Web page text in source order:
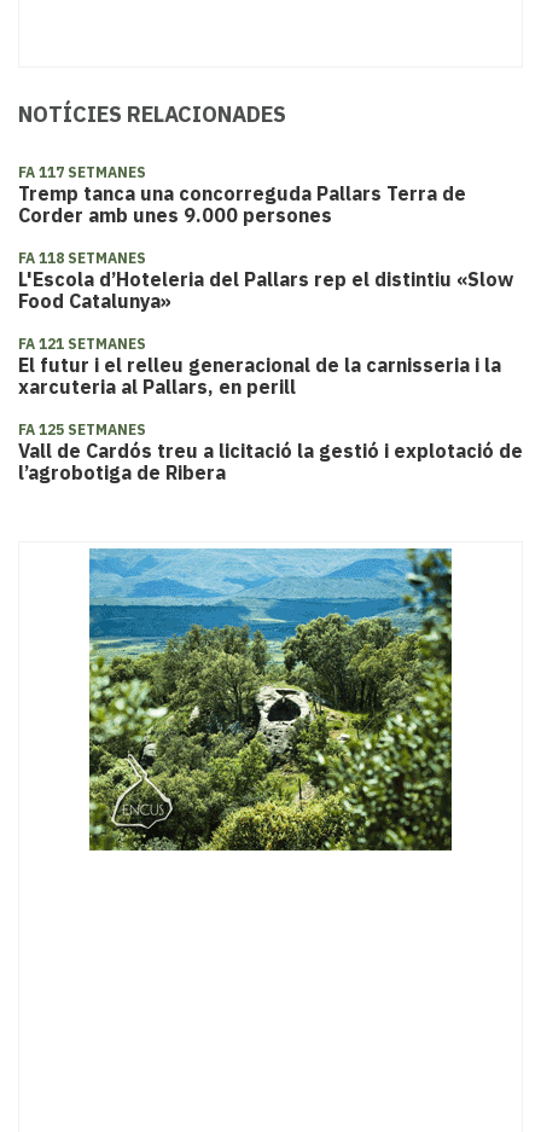
NOTÍCIES RELACIONADES
FA 117 SETMANES
Tremp tanca una concorreguda Pallars Terra de
Corder amb unes 9.000 persones
FA 118 SETMANES
L'Escola d’Hoteleria del Pallars rep el distintiu «Slow
Food Catalunya»
FA 121 SETMANES
El futur i el relleu generacional de la carnisseria i la
xarcuteria al Pallars, en perill
FA 125 SETMANES
Vall de Cardós treu a licitació la gestió i explotació de
l’agrobotiga de Ribera